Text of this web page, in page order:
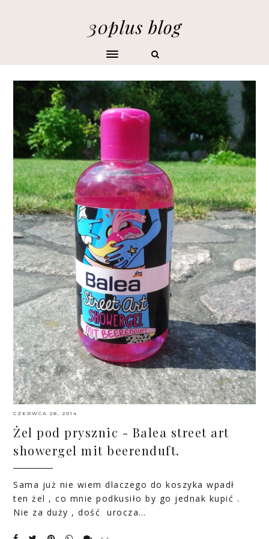
30plus blog
CZERWCA 28, 2014
Żel pod prysznic - Balea street art
showergel mit beerenduft.
Sama już nie wiem dlaczego do koszyka wpadł
ten żel , co mnie podkusiło by go jednak kupić .
Nie za duży , dość urocza…